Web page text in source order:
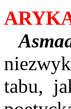
tabu,